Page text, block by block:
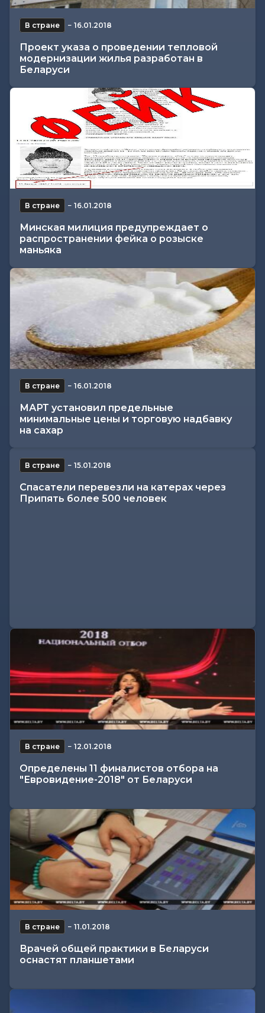
В стране − 16.01.2018
Проект указа о проведении тепловой
модернизации жилья разработан в
Беларуси
В стране − 16.01.2018
Минская милиция предупреждает о
распространении фейка о розыске
маньяка
В стране − 16.01.2018
МАРТ установил предельные
минимальные цены и торговую надбавку
на сахар
В стране − 15.01.2018
Спасатели перевезли на катерах через
Припять более 500 человек
В стране − 12.01.2018
Определены 11 финалистов отбора на
"Евровидение-2018" от Беларуси
В стране − 11.01.2018
Врачей общей практики в Беларуси
оснастят планшетами